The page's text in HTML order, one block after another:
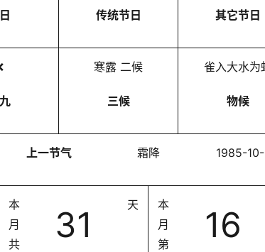
传统节日 其它节日
寒露 二候
三候
雀入大水为
物候
上一节气 霜降 1985-
本
月
共
31 天
本
月
第
16